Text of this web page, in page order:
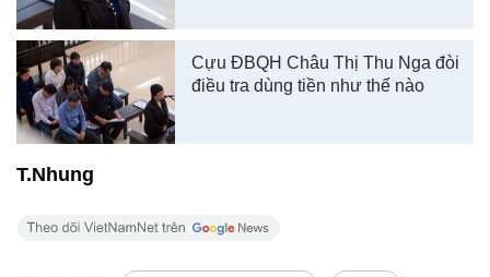
Cựu ĐBQH Châu Thị Thu Nga đòi
điều tra dùng tiền như thế nào
T.Nhung